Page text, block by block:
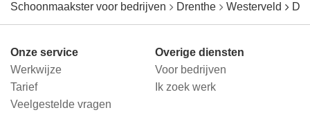
Schoonmaakster voor bedrijven Drenthe Westerveld
Onze service
Werkwijze
Tarief
Veelgestelde vragen
Overige diensten
Voor bedrijven
Ik zoek werk